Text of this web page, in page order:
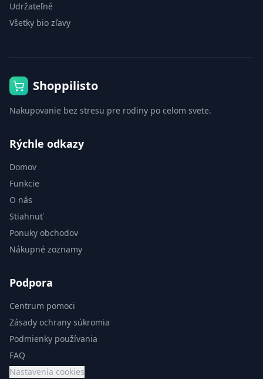
Udržateľné
Všetky bio zľavy
Shoppilisto
Nakupovanie bez stresu pre rodiny po celom svete.
Rýchle odkazy
Domov
Funkcie
O nás
Stiahnuť
Ponuky obchodov
Nákupné zoznamy
Podpora
Centrum pomoci
Zásady ochrany súkromia
Podmienky používania
FAQ
Nastavenia cookies